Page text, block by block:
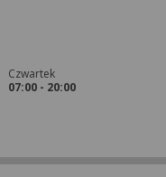
Czwartek
07:00 - 20:00